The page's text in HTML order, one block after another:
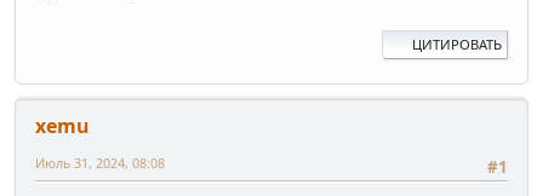
ЦИТИРОВАТЬ
xemu
#1
Июль 31, 2024, 08:08